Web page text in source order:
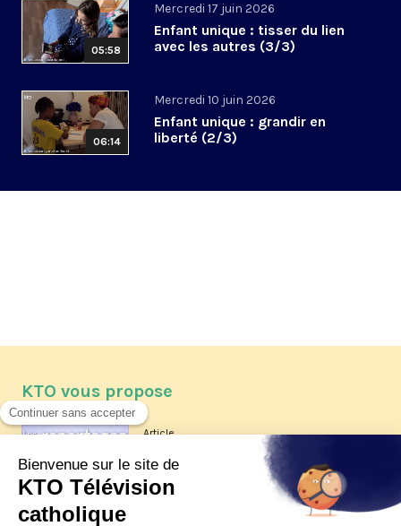
05:58
Mercredi 17 juin 2026
Enfant unique : tisser du lien
avec les autres (3/3)
06:14
Mercredi 10 juin 2026
Enfant unique : grandir en
liberté (2/3)
KTO vous propose
Article
Les reportages d'été 2026 de KTO